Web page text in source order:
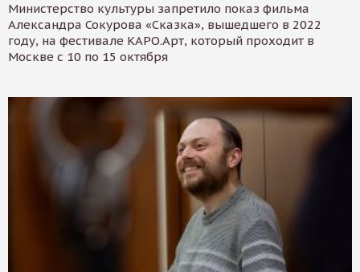
Министерство культуры запретило показ фильма
Александра Сокурова «Сказка», вышедшего в 2022
году, на фестивале КАРО.Арт, который проходит в
Москве с 10 по 15 октября